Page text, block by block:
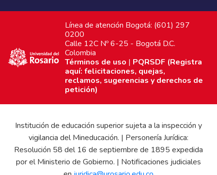
Línea de atención Bogotá: (601) 297
0200
Calle 12C Nº 6-25 - Bogotá D.C.
Colombia
Términos de uso | PQRSDF (Registra
aquí: felicitaciones, quejas,
reclamos, sugerencias y derechos de
petición)
Institución de educación superior sujeta a la inspección y
vigilancia del Mineducación. | Personería Jurídica:
Resolución 58 del 16 de septiembre de 1895 expedida
por el Ministerio de Gobierno. | Notificaciones judiciales